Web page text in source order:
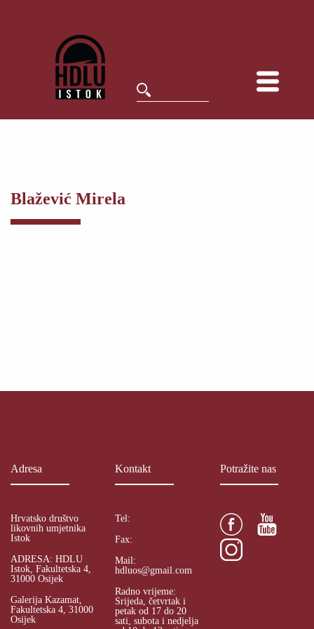
Blažević Mirela
Adresa
Hrvatsko društvo
likovnih umjetnika
Istok
ADRESA: HDLU
Istok, Fakultetska 4,
31000 Osijek
Galerija Kazamat,
Fakultetska 4, 31000
Osijek
Kontakt
Tel:
Fax:
Mail:
hdluos@gmail.com
Radno vrijeme:
Srijeda, četvrtak i
petak od 17 do 20
sati, subota i nedjelja
Potražite nas